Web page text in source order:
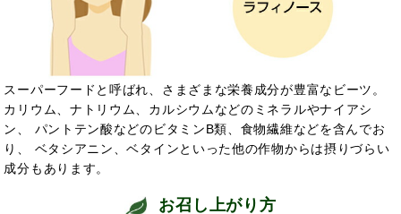
スーパーフードと呼ばれ、さまざまな栄養成分が豊富なビーツ。
カリウム、ナトリウム、カルシウムなどのミネラルやナイアシ
ン、 パントテン酸などのビタミンB類、食物繊維などを含んでお
り、 ベタシアニン、ベタインといった他の作物からは摂りづらい
成分もあります。
お召し上がり方